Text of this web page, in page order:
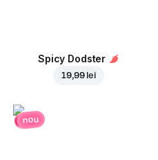
Spicy Dodster
19,99 lei
nou